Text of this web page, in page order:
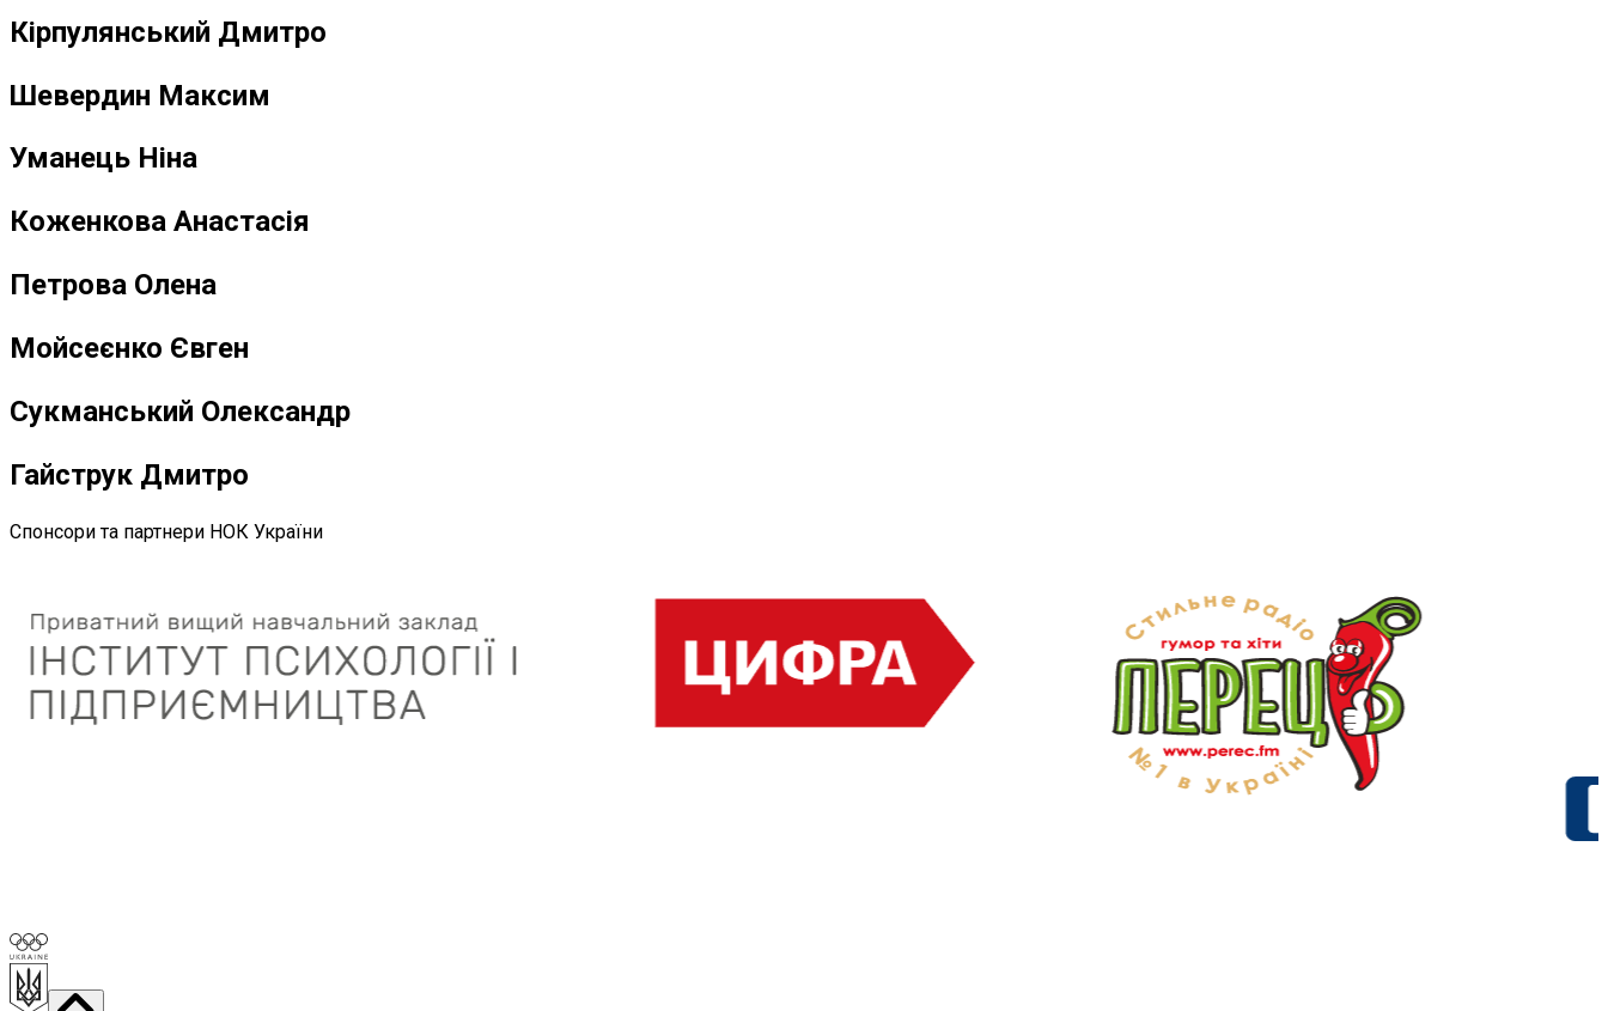
Кірпулянський Дмитро
Шевердин Максим
Уманець Ніна
Коженкова Анастасія
Петрова Олена
Мойсеєнко Євген
Сукманський Олександр
Гайструк Дмитро
Спонсори та партнери НОК України